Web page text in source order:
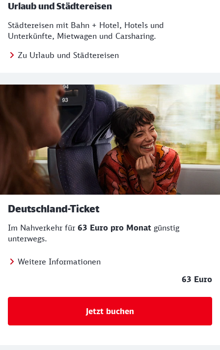
Urlaub und Städtereisen
Städtereisen mit Bahn + Hotel, Hotels und
Unterkünfte, Mietwagen und Carsharing.
Zu Urlaub und Städtereisen
Regionales Angebot
Deutschland-Ticket
Im Nahverkehr für 63 Euro pro Monat günstig
unterwegs.
Weitere Informationen
63 Euro
Jetzt buchen